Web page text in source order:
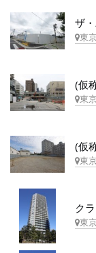
ザ
東
(仮
東
(仮
東
ク
東